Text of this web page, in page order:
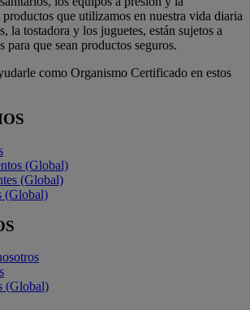
que utilizamos en nuestra vida diaria
la tostadora y los juguetes, están sujetos a
para que sean productos seguros.
como Organismo Certificado en estos
(Global)
(Global)
(Global)
(Global)